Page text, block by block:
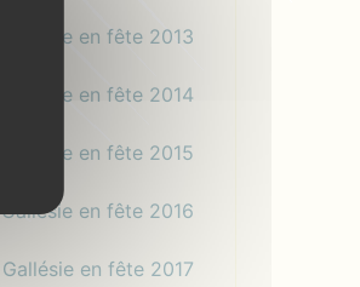
Gallésie en fête 2013
Gallésie en fête 2014
Gallésie en fête 2015
Gallésie en fête 2016
Gallésie en fête 2017